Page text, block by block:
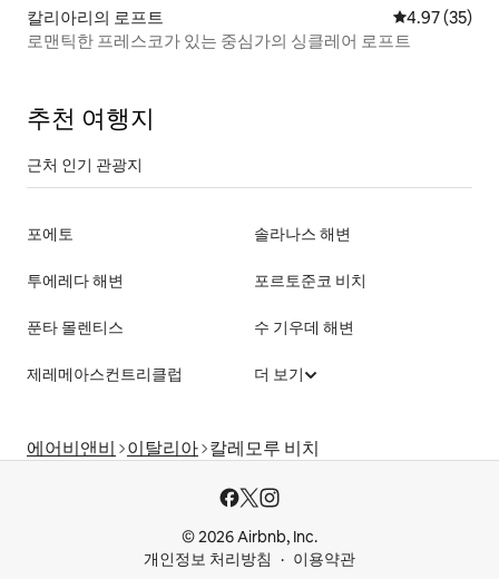
칼리아리의 로프트 평점 4.97점(5
4.97 (35)
로맨틱한 프레스코가 있는 중심가의 싱클레어 로프트
추천 여행지
근처 인기 관광지
포에토 솔라나스 해변
투에레다 해변 포르토준코 비치
푼타 몰렌티스 수 기우데 해변
제레메아스컨트리클럽 더 보기
에어비앤비 이탈리아 칼레모루 비치
© 2026 Airbnb, Inc.
개인정보 처리방침
이용약관